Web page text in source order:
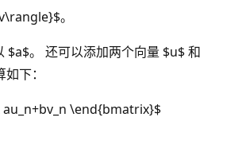
。
$a$。 还可以添加两个向量 $u$ 和
下：
\end{bmatrix}$